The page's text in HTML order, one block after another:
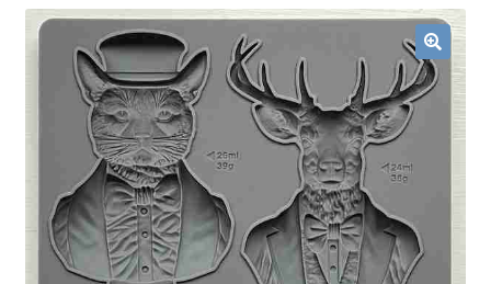
Online cursussen
Blog / DIY / Tutorials
Over mij
Contact